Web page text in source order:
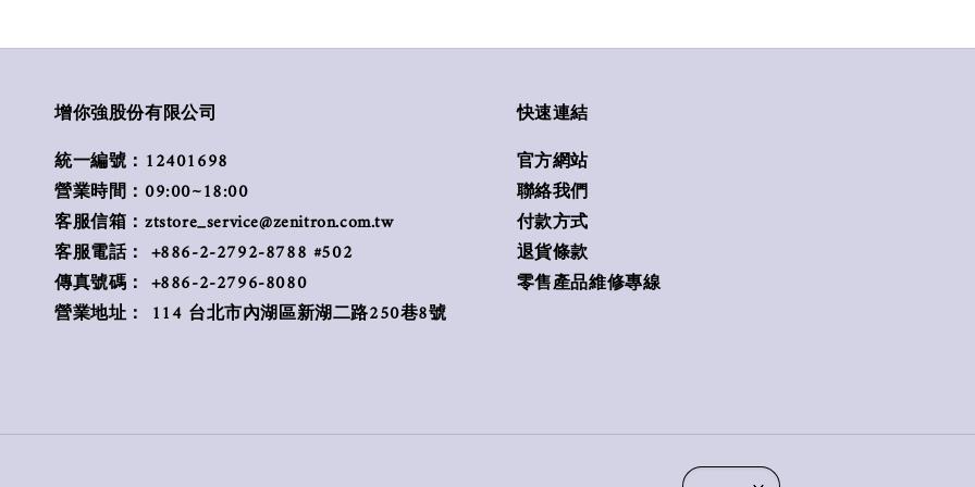
增你強股份有限公司
統一編號：12401698
營業時間：09:00~18:00
客服信箱：ztstore_service@zenitron.com.tw
客服電話： +886-2-2792-8788 #502
傳真號碼： +886-2-2796-8080
營業地址： 114 台北市內湖區新湖二路250巷8號
快速連結
官方網站
聯絡我們
付款方式
退貨條款
零售產品維修專線